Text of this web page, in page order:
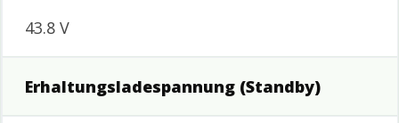
43.8 V
Erhaltungsladespannung (Standby)